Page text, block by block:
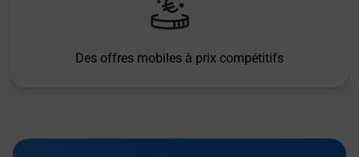
Des offres mobiles à prix compétitifs